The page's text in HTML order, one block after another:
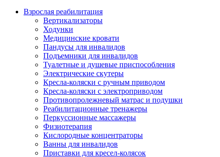
Взрослая реабилитация
Вертикализаторы
Ходунки
Медицинские кровати
Пандусы для инвалидов
Подъемники для инвалидов
Туалетные и душевые приспособления
Электрические скутеры
Кресла-коляски с ручным приводом
Кресла-коляски с электроприводом
Противопролежневый матрас и подушки
Реабилитационные тренажеры
Перкуссионные массажеры
Физиотерапия
Кислородные концентраторы
Ванны для инвалидов
Приставки для кресел-колясок